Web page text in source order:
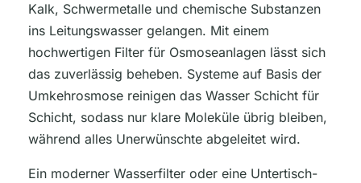
Kalk, Schwermetalle und chemische Substanzen
ins Leitungswasser gelangen. Mit einem
hochwertigen Filter für Osmoseanlagen lässt sich
das zuverlässig beheben. Systeme auf Basis der
Umkehrosmose reinigen das Wasser Schicht für
Schicht, sodass nur klare Moleküle übrig bleiben,
während alles Unerwünschte abgeleitet wird.
Ein moderner Wasserfilter oder eine Untertisch-